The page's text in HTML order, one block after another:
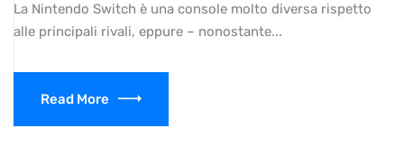
La Nintendo Switch è una console molto diversa rispetto
alle principali rivali, eppure – nonostante...
Read More